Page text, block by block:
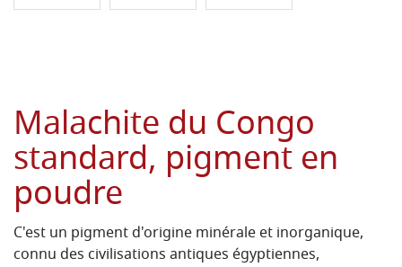
Malachite du Congo
standard, pigment en
poudre
C'est un pigment d'origine minérale et inorganique,
connu des civilisations antiques égyptiennes,